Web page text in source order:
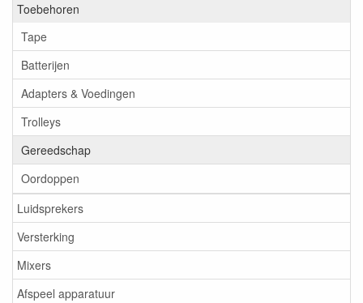
Toebehoren
Tape
Batterijen
Adapters & Voedingen
Trolleys
Gereedschap
Oordoppen
Luidsprekers
Versterking
Mixers
Afspeel apparatuur